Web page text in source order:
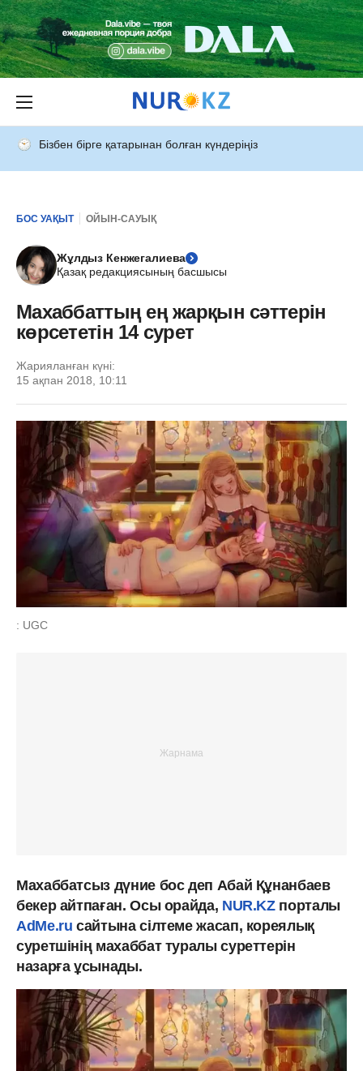
Бізбен бірге қатарынан болған күндеріңіз
БОС УАҚЫТ ОЙЫН-САУЫҚ
Жұлдыз Кенжегалиева
Қазақ редакциясының басшысы
Махаббаттың ең жарқын сәттерін
көрсететін 14 сурет
Жарияланған күні:
15 ақпан 2018, 10:11
: UGC
Махаббатсыз дүние бос деп Абай Құнанбаев
бекер айтпаған. Осы орайда, NUR.KZ порталы
AdMe.ruсайтына сілтеме жасап, кореялық
суретшінің махаббат туралы суреттерін
назарға ұсынады.